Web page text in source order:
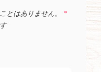
とはありません。
*